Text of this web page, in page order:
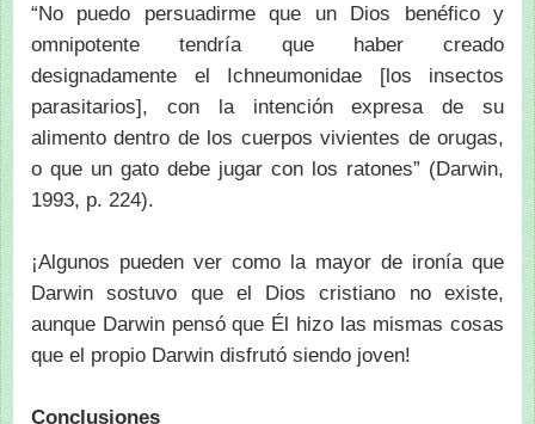
“No puedo persuadirme que un Dios benéfico y
omnipotente tendría que haber creado
designadamente el Ichneumonidae [los insectos
parasitarios], con la intención expresa de su
alimento dentro de los cuerpos vivientes de orugas,
o que un gato debe jugar con los ratones” (Darwin,
1993, p. 224).
¡Algunos pueden ver como la mayor de ironía que
Darwin sostuvo que el Dios cristiano no existe,
aunque Darwin pensó que Él hizo las mismas cosas
que el propio Darwin disfrutó siendo joven!
Conclusiones